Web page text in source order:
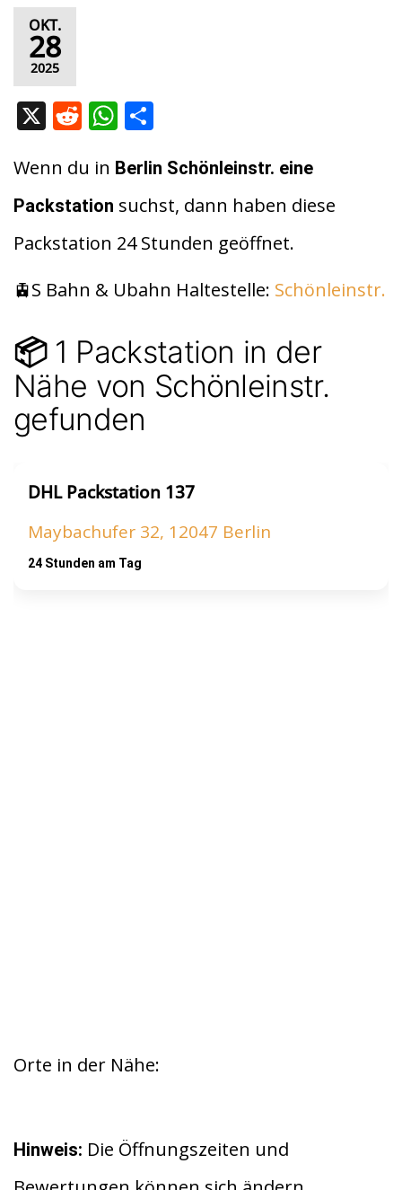
OKT.
28
2025
X R
d
di
t
W
at
s
A
p
p
le
n
Wenn du in Berlin Schönleinstr. eine
Packstation suchst, dann haben diese
Packstation 24 Stunden geöffnet.
🚊S Bahn & Ubahn Haltestelle: Schönleinstr.
📦1 Packstation in der
Nähe von Schönleinstr.
gefunden
DHL Packstation 137
Maybachufer 32, 12047 Berlin
24 Stunden am Tag
Orte in der Nähe:
Hinweis: Die Öffnungszeiten und